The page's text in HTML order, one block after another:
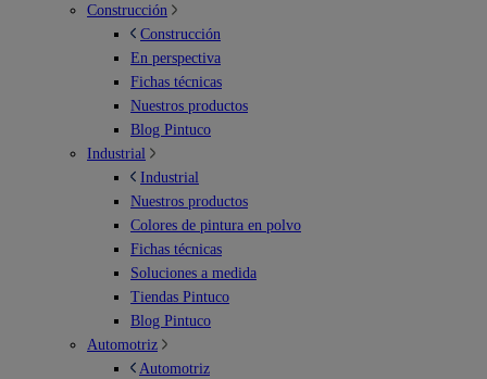
Construcción
Construcción
En perspectiva
Fichas técnicas
Nuestros productos
Blog Pintuco
Industrial
Industrial
Nuestros productos
Colores de pintura en polvo
Fichas técnicas
Soluciones a medida
Tiendas Pintuco
Blog Pintuco
Automotriz
Automotriz